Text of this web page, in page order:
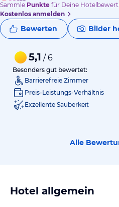
Sammle Punkte für Deine
Kostenlos anmelden
Bewerten Bilder
5,1 / 6
Besonders gut bewertet:
Barrierefreie Zimmer
Preis-Leistungs-Verhältnis
Exzellente Sauberkeit
Alle
Hotel allgemein